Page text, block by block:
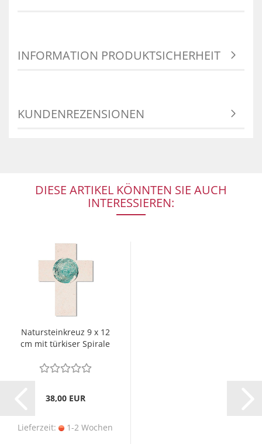
INFORMATION PRODUKTSICHERHEIT
KUNDENREZENSIONEN
DIESE ARTIKEL KÖNNTEN SIE AUCH
INTERESSIEREN:
Natursteinkreuz 9 x 12
cm mit türkiser Spirale
38,00 EUR
Lieferzeit: 1-2 Wochen